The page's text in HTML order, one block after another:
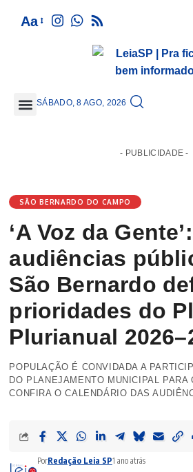
Aa
SÁBADO, 8 AGO, 2026
- PUBLICIDADE -
SÃO BERNARDO DO CAMPO
‘A Voz da Gente’:
audiências
São Bernardo
prioridades do
Plurianual
POPULAÇÃO É CONVIDADA A
DO PLANEJAMENTO MUNICIPAL PARA
CONFIRA O CALENDÁRIO DAS
PorRedação Leia SP1 ano atrás